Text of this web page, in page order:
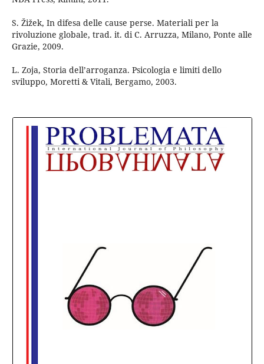
S. Žižek, In difesa delle cause perse. Materiali per la
rivoluzione globale, trad. it. di C. Arruzza, Milano, Ponte alle
Grazie, 2009.
L. Zoja, Storia dell’arroganza. Psicologia e limiti dello
sviluppo, Moretti & Vitali, Bergamo, 2003.